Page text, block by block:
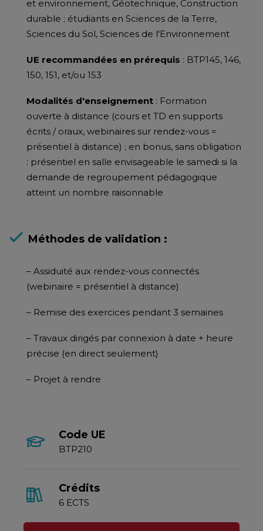
et environnement, Géotechnique, Construction
durable ; étudiants en Sciences de la Terre,
Sciences du Sol, Sciences de l'Environnement
UE recommandées en prérequis : BTP145, 146,
150, 151, et/ou 153
Modalités d'enseignement : Formation
ouverte à distance (cours et TD en supports
écrits / oraux, webinaires sur rendez-vous =
présentiel à distance) ; en bonus, sans obligation
: présentiel en salle envisageable le samedi si la
demande de regroupement pédagogique
atteint un nombre raisonnable
Méthodes de validation :
– Assiduité aux rendez-vous connectés
(webinaire = présentiel à distance)
– Remise des exercices pendant 3 semaines
– Travaux dirigés par connexion à date + heure
précise (en direct seulement)
– Projet à rendre
Code UE
BTP210
Crédits
6 ECTS